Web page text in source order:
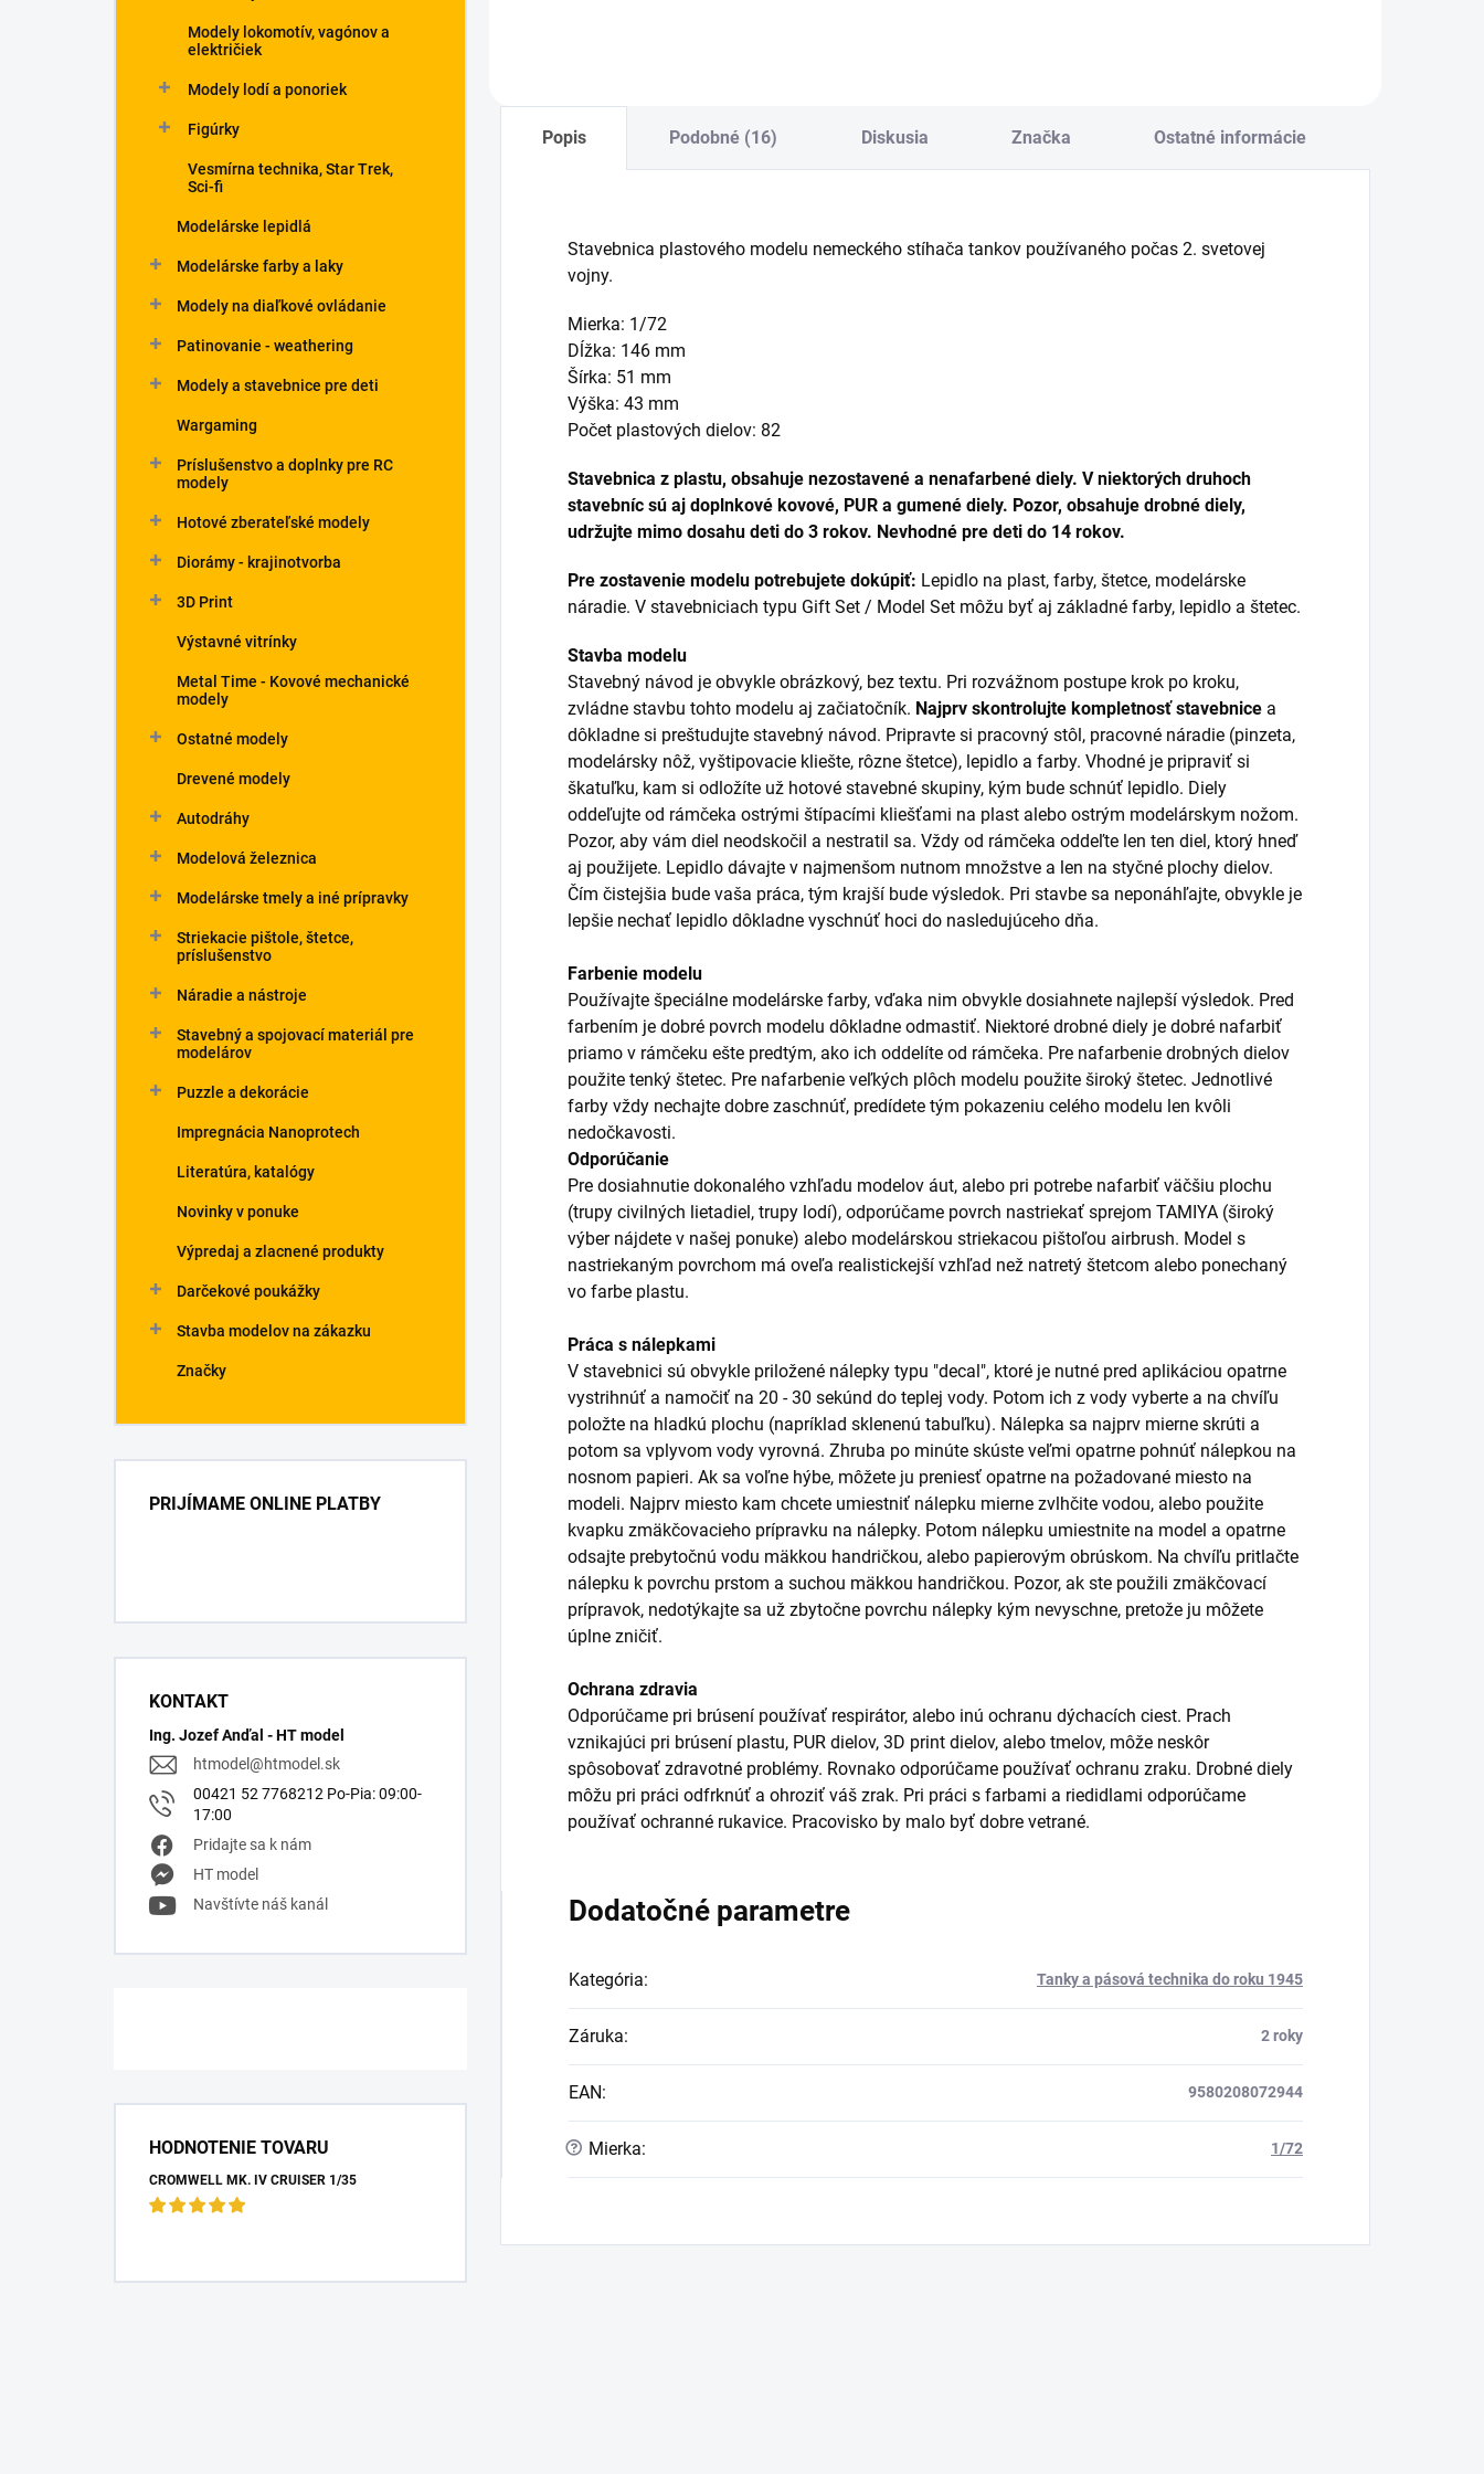
Modely lokomotív, vagónov a
električiek
Modely lodí a ponoriek
Figúrky
Vesmírna technika, Star Trek,
Sci-fi
Modelárske lepidlá
Modelárske farby a laky
Modely na diaľkové ovládanie
Patinovanie - weathering
Modely a stavebnice pre deti
Wargaming
Príslušenstvo a doplnky pre RC
modely
Hotové zberateľské modely
Diorámy - krajinotvorba
3D Print
Výstavné vitrínky
Metal Time - Kovové mechanické
modely
Ostatné modely
Drevené modely
Autodráhy
Modelová železnica
Modelárske tmely a iné prípravky
Striekacie pištole, štetce,
príslušenstvo
Náradie a nástroje
Stavebný a spojovací materiál pre
modelárov
Puzzle a dekorácie
Impregnácia Nanoprotech
Literatúra, katalógy
Novinky v ponuke
Výpredaj a zlacnené produkty
Darčekové poukážky
Stavba modelov na zákazku
Značky
PRIJÍMAME ONLINE PLATBY
KONTAKT
Ing. Jozef Anďal - HT model
htmodel@htmodel.sk
00421 52 7768212 Po-Pia: 09:00-
17:00
Pridajte sa k nám
HT model
Navštívte náš kanál
HODNOTENIE TOVARU
CROMWELL MK. IV CRUISER 1/35
Popis Podobné (16) Diskusia Značka Ostatné informácie
Stavebnica plastového modelu nemeckého stíhača tankov používaného počas 2. svetovej
vojny.
Mierka: 1/72
Dĺžka: 146 mm
Šírka: 51 mm
Výška: 43 mm
Počet plastových dielov: 82
Stavebnica z plastu, obsahuje nezostavené a nenafarbené diely. V niektorých druhoch
stavebníc sú aj doplnkové kovové, PUR a gumené diely. Pozor, obsahuje drobné diely,
udržujte mimo dosahu deti do 3 rokov. Nevhodné pre deti do 14 rokov.
Pre zostavenie modelu potrebujete dokúpiť: Lepidlo na plast, farby, štetce, modelárske
náradie. V stavebniciach typu Gift Set / Model Set môžu byť aj základné farby, lepidlo a štetec.
Stavba modelu
Stavebný návod je obvykle obrázkový, bez textu. Pri rozvážnom postupe krok po kroku,
zvládne stavbu tohto modelu aj začiatočník. Najprv skontrolujte kompletnosť stavebnice a
dôkladne si preštudujte stavebný návod. Pripravte si pracovný stôl, pracovné náradie (pinzeta,
modelársky nôž, vyštipovacie kliešte, rôzne štetce), lepidlo a farby. Vhodné je pripraviť si
škatuľku, kam si odložíte už hotové stavebné skupiny, kým bude schnúť lepidlo. Diely
oddeľujte od rámčeka ostrými štípacími kliešťami na plast alebo ostrým modelárskym nožom.
Pozor, aby vám diel neodskočil a nestratil sa. Vždy od rámčeka oddeľte len ten diel, ktorý hneď
aj použijete. Lepidlo dávajte v najmenšom nutnom množstve a len na styčné plochy dielov.
Čím čistejšia bude vaša práca, tým krajší bude výsledok. Pri stavbe sa neponáhľajte, obvykle je
lepšie nechať lepidlo dôkladne vyschnúť hoci do nasledujúceho dňa.
Farbenie modelu
Používajte špeciálne modelárske farby, vďaka nim obvykle dosiahnete najlepší výsledok. Pred
farbením je dobré povrch modelu dôkladne odmastiť. Niektoré drobné diely je dobré nafarbiť
priamo v rámčeku ešte predtým, ako ich oddelíte od rámčeka. Pre nafarbenie drobných dielov
použite tenký štetec. Pre nafarbenie veľkých plôch modelu použite široký štetec. Jednotlivé
farby vždy nechajte dobre zaschnúť, predídete tým pokazeniu celého modelu len kvôli
nedočkavosti.
Odporúčanie
Pre dosiahnutie dokonalého vzhľadu modelov áut, alebo pri potrebe nafarbiť väčšiu plochu
(trupy civilných lietadiel, trupy lodí), odporúčame povrch nastriekať sprejom TAMIYA (široký
výber nájdete v našej ponuke) alebo modelárskou striekacou pištoľou airbrush. Model s
nastriekaným povrchom má oveľa realistickejší vzhľad než natretý štetcom alebo ponechaný
vo farbe plastu.
Práca s nálepkami
V stavebnici sú obvykle priložené nálepky typu "decal", ktoré je nutné pred aplikáciou opatrne
vystrihnúť a namočiť na 20 - 30 sekúnd do teplej vody. Potom ich z vody vyberte a na chvíľu
položte na hladkú plochu (napríklad sklenenú tabuľku). Nálepka sa najprv mierne skrúti a
potom sa vplyvom vody vyrovná. Zhruba po minúte skúste veľmi opatrne pohnúť nálepkou na
nosnom papieri. Ak sa voľne hýbe, môžete ju preniesť opatrne na požadované miesto na
modeli. Najprv miesto kam chcete umiestniť nálepku mierne zvlhčite vodou, alebo použite
kvapku zmäkčovacieho prípravku na nálepky. Potom nálepku umiestnite na model a opatrne
odsajte prebytočnú vodu mäkkou handričkou, alebo papierovým obrúskom. Na chvíľu pritlačte
nálepku k povrchu prstom a suchou mäkkou handričkou. Pozor, ak ste použili zmäkčovací
prípravok, nedotýkajte sa už zbytočne povrchu nálepky kým nevyschne, pretože ju môžete
úplne zničiť.
Ochrana zdravia
Odporúčame pri brúsení používať respirátor, alebo inú ochranu dýchacích ciest. Prach
vznikajúci pri brúsení plastu, PUR dielov, 3D print dielov, alebo tmelov, môže neskôr
spôsobovať zdravotné problémy. Rovnako odporúčame používať ochranu zraku. Drobné diely
môžu pri práci odfrknúť a ohroziť váš zrak. Pri práci s farbami a riedidlami odporúčame
používať ochranné rukavice. Pracovisko by malo byť dobre vetrané.
Dodatočné parametre
Kategória: Tanky a pásová technika do roku 1945
Záruka: 2 roky
EAN: 9580208072944
? Mierka: 1/72